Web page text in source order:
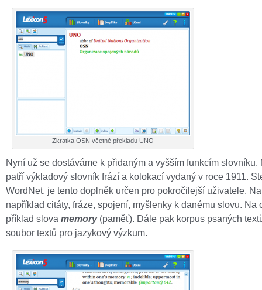
Zkratka OSN včetně překladu UNO
Nyní už se dostáváme k přidaným a vyšším funkcím slovníku.
patří výkladový slovník frází a kolokací vydaný v roce 1911.
WordNet, je tento doplněk určen pro pokročilejší uživatele.
například citáty, fráze, spojení, myšlenky k danému slovu. Na
příklad slova memory(paměť). Dále pak korpus psaných
soubor textů pro jazykový výzkum.